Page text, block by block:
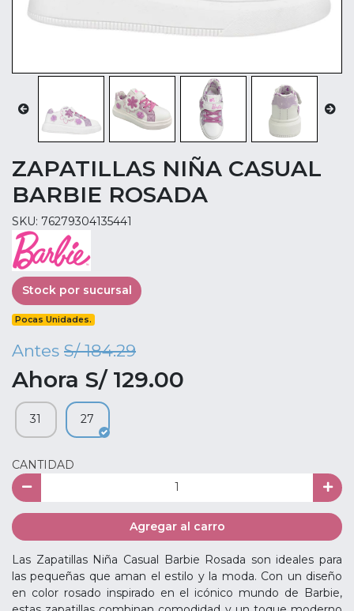
ZAPATILLAS NIÑA CASUAL
BARBIE ROSADA
SKU: 76279304135441
Stock por sucursal
Pocas Unidades.
Antes S/ 184.29
Ahora S/ 129.00
31 27
CANTIDAD
Agregar al carro
Las Zapatillas Niña Casual Barbie Rosada son ideales para
las pequeñas que aman el estilo y la moda. Con un diseño
en color rosado inspirado en el icónico mundo de Barbie,